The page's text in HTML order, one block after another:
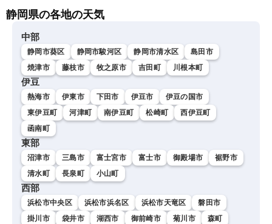
静岡県の各地の天気
中部
静岡市葵区 静岡市駿河区 静岡市清水区
島田市
焼津市
藤枝市 牧之原市 吉田町 川根本町
伊豆
熱海市 伊東市 下田市 伊豆市
伊豆の国市
東伊豆町
河津町 南伊豆町 松崎町
西伊豆町
函南町
東部
沼津市 三島市 富士宮市 富士市 御殿場市
裾野市
清水町
長泉町 小山町
西部
浜松市中央区 浜松市浜名区 浜松市天竜区
磐田市
掛川市
袋井市 湖西市 御前崎市 菊川市 森町